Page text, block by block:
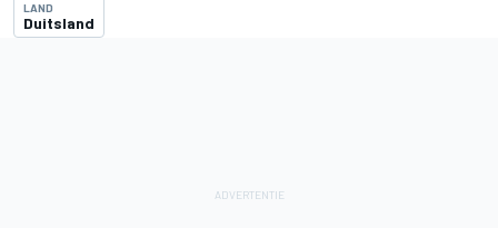
LAND
Duitsland